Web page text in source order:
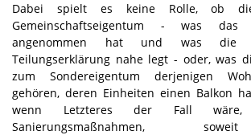
Dabei spielt es keine Rolle, ob
Gemeinschaftseigentum - was das
angenommen hat und was die
Teilungserklärung nahe legt - oder, was
zum Sondereigentum derjenigen
gehören, deren Einheiten einen Balkon
wenn Letzteres der Fall
Sanierungsmaßnahmen,